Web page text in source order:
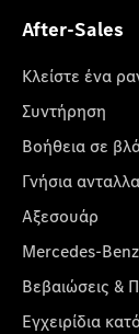
After-Sales
Κλείστε ένα
Συντήρηση
Βοήθεια σε
Γνήσια
Αξεσουάρ
Mercedes-
Βεβαιώσεις &
Εγχειρίδια